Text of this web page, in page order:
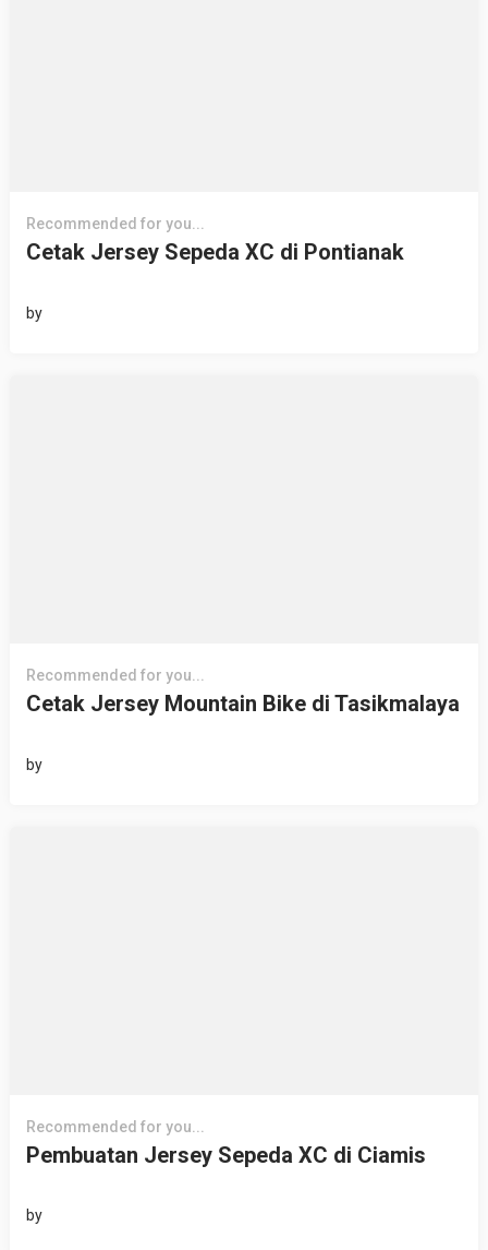
Recommended for you...
Cetak Jersey Sepeda XC di Pontianak
by
Recommended for you...
Cetak Jersey Mountain Bike di Tasikmalaya
by
Recommended for you...
Pembuatan Jersey Sepeda XC di Ciamis
by